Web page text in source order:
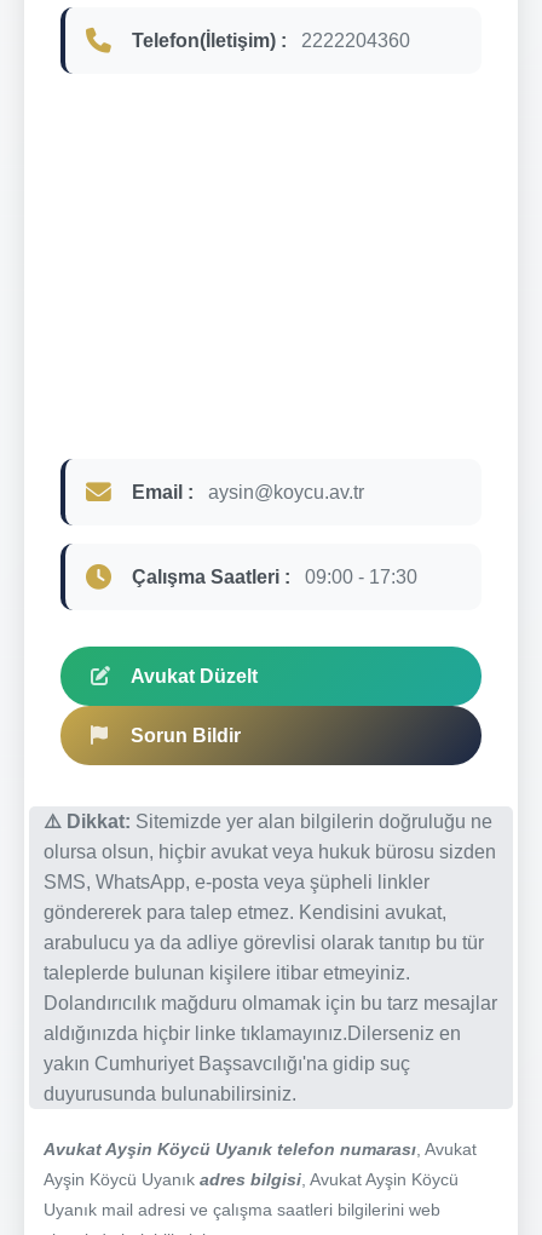
Telefon(İletişim) : 2222204360
Email : aysin@koycu.av.tr
Çalışma Saatleri : 09:00 - 17:30
Avukat Düzelt
Sorun Bildir
⚠️ Dikkat: Sitemizde yer alan bilgilerin doğruluğu ne
olursa olsun, hiçbir avukat veya hukuk bürosu sizden
SMS, WhatsApp, e-posta veya şüpheli linkler
göndererek para talep etmez. Kendisini avukat,
arabulucu ya da adliye görevlisi olarak tanıtıp bu tür
taleplerde bulunan kişilere itibar etmeyiniz.
Dolandırıcılık mağduru olmamak için bu tarz mesajlar
aldığınızda hiçbir linke tıklamayınız.Dilerseniz en
yakın Cumhuriyet Başsavcılığı'na gidip suç
duyurusunda bulunabilirsiniz.
Avukat Ayşin Köycü Uyanık telefon numarası , Avukat
Ayşin Köycü Uyanık adres bilgisi , Avukat Ayşin Köycü
Uyanık mail adresi ve çalışma saatleri bilgilerini web